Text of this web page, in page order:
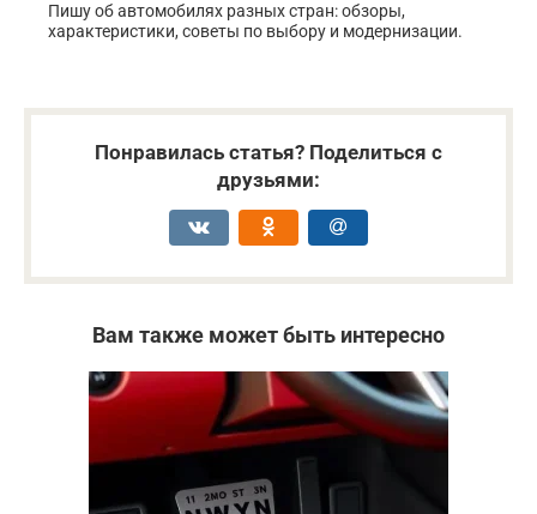
Пишу об автомобилях разных стран: обзоры,
характеристики, советы по выбору и модернизации.
Понравилась статья? Поделиться с
друзьями:
Вам также может быть интересно